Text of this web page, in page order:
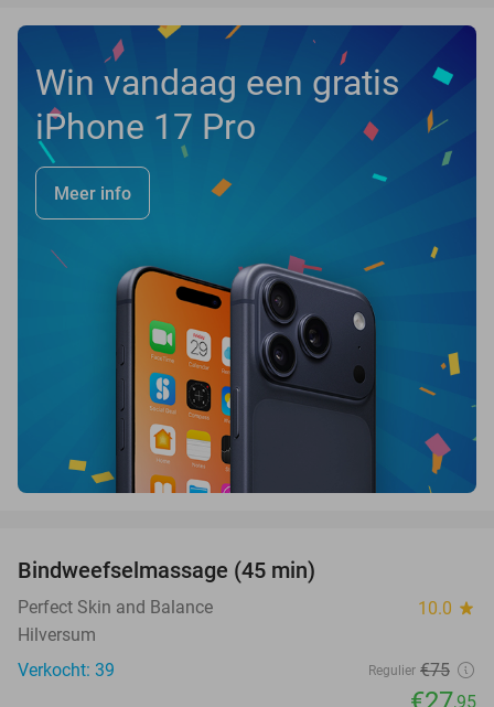
Win vandaag een gratis
iPhone 17 Pro
Meer info
Bindweefselmassage (45 min)
Perfect Skin and Balance 10.0 star
Hilversum
Verkocht: 39
Regulier €75
,95